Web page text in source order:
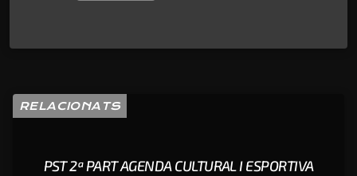
RELACIONATS
PST 2ª PART AGENDA CULTURAL I ESPORTIVA